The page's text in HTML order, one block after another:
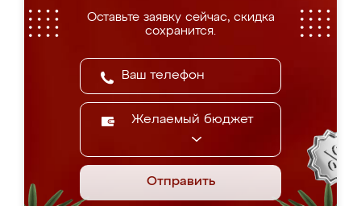
Оставьте заявку сейчас, скидка
сохранится.
Желаемый бюджет
Отправить